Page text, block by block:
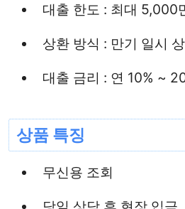
대출 한도 : 최대 5,000
상환 방식 : 만기 일시
대출 금리 : 연 10% ~
상품 특징
무신용 조회